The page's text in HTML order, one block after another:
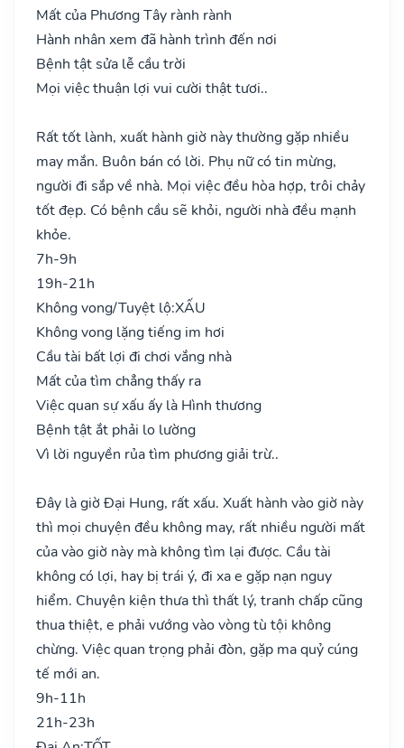
Mất của Phương Tây rành rành
Hành nhân xem đã hành trình đến nơi
Bệnh tật sửa lễ cầu trời
Mọi việc thuận lợi vui cười thật tươi..
Rất tốt lành, xuất hành giờ này thường gặp nhiều
may mắn. Buôn bán có lời. Phụ nữ có tin mừng,
người đi sắp về nhà. Mọi việc đều hòa hợp, trôi chảy
tốt đẹp. Có bệnh cầu sẽ khỏi, người nhà đều mạnh
khỏe.
7h-9h
19h-21h
Không vong/Tuyệt lộ:XẤU
Không vong lặng tiếng im hơi
Cầu tài bất lợi đi chơi vắng nhà
Mất của tìm chẳng thấy ra
Việc quan sự xấu ấy là Hình thương
Bệnh tật ắt phải lo lường
Vì lời nguyền rủa tìm phương giải trừ..
Đây là giờ Đại Hung, rất xấu. Xuất hành vào giờ này
thì mọi chuyện đều không may, rất nhiều người mất
của vào giờ này mà không tìm lại được. Cầu tài
không có lợi, hay bị trái ý, đi xa e gặp nạn nguy
hiểm. Chuyện kiện thưa thì thất lý, tranh chấp cũng
thua thiệt, e phải vướng vào vòng tù tội không
chừng. Việc quan trọng phải đòn, gặp ma quỷ cúng
tế mới an.
9h-11h
21h-23h